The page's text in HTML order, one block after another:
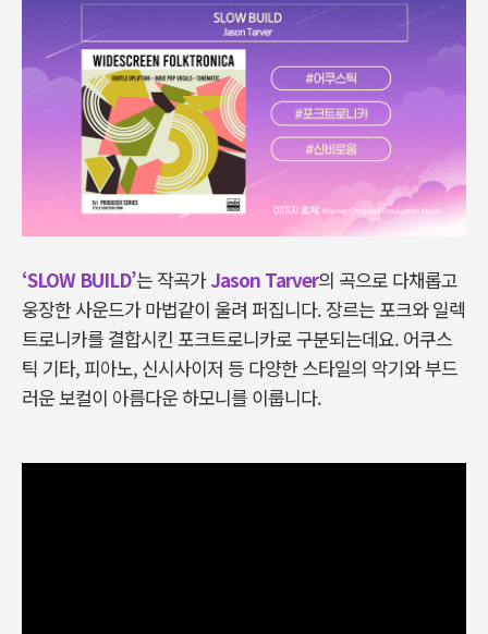
‘SLOW BUILD’는 작곡가Jason Tarver의 곡으로 다채롭고
웅장한 사운드가 마법같이 울려 퍼집니다. 장르는 포크와 일렉
트로니카를 결합시킨 포크트로니카로 구분되는데요. 어쿠스
틱 기타, 피아노, 신시사이저 등 다양한 스타일의 악기와 부드
러운 보컬이 아름다운 하모니를 이룹니다.